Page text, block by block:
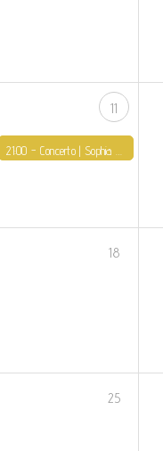
11
21:00 - Concerto | Sophia - Direito, Justiça, Património e Música
18
25